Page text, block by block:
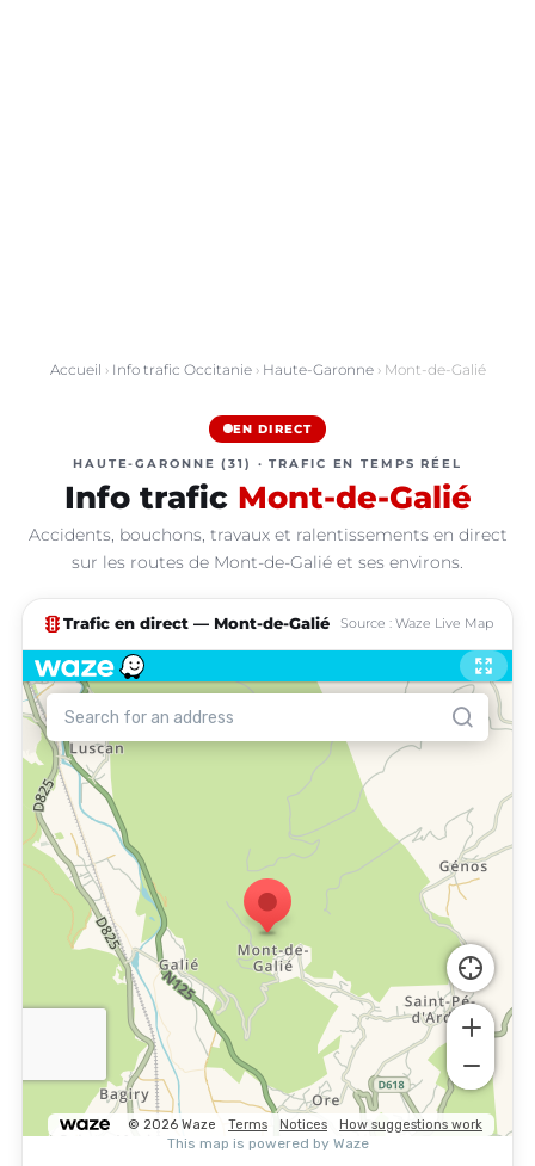
Accueil › Info trafic Occitanie› Haute-Garonne› Mont-de-Galié
EN DIRECT
HAUTE-GARONNE (31) · TRAFIC EN TEMPS RÉEL
Info trafic Mont-de-Galié
Accidents, bouchons, travaux et ralentissements en direct
sur les routes de Mont-de-Galié et ses environs.
traffic Trafic en direct — Mont-de-Galié Source : Waze Live Map